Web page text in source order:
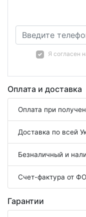
Я согласен
Оплата и доставка
Оплата при
Доставка по всей
Безналичный и
Счет-фактура от
Гарантии